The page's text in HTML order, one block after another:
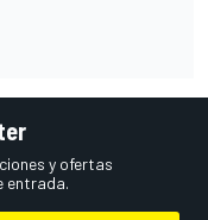
y ofertas
entrada.